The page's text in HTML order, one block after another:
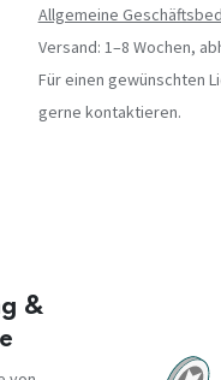
Allgemeine
Versand: 1–8 Wochen,
Für einen gewünschten
gerne kontaktieren.
&